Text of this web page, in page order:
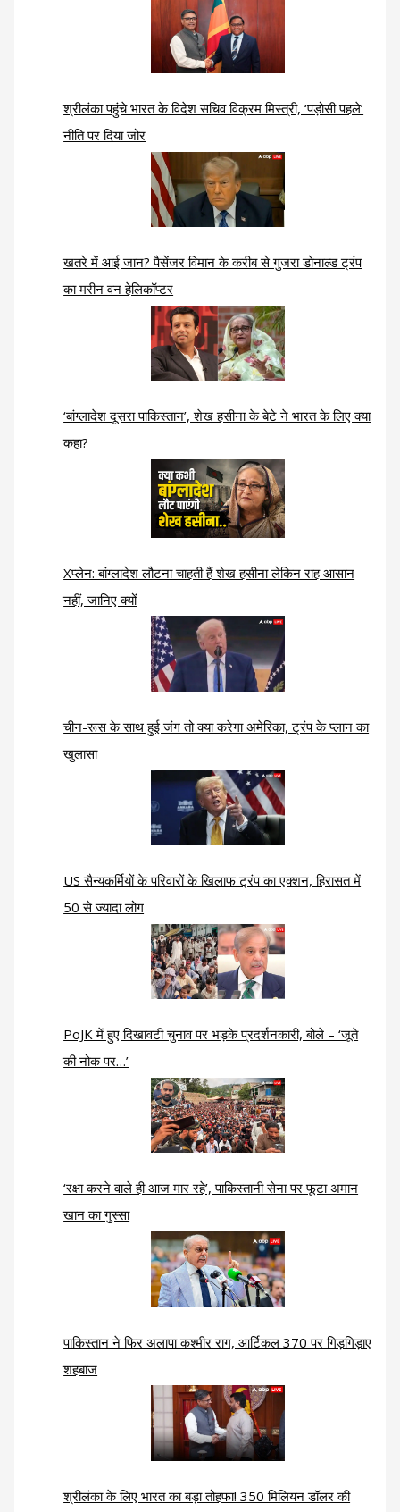
श्रीलंका पहुंचे भारत के विदेश सचिव विक्रम मिस्त्री, ‘पड़ोसी पहले’
नीति पर दिया जोर
खतरे में आई जान? पैसेंजर विमान के करीब से गुजरा डोनाल्ड ट्रंप
का मरीन वन हेलिकॉप्टर
‘बांग्लादेश दूसरा पाकिस्तान’, शेख हसीना के बेटे ने भारत के लिए क्या
कहा?
Xप्लेन: बांग्लादेश लौटना चाहती हैं शेख हसीना लेकिन राह आसान
नहीं, जानिए क्यों
चीन-रूस के साथ हुई जंग तो क्या करेगा अमेरिका, ट्रंप के प्लान का
खुलासा
US सैन्यकर्मियों के परिवारों के खिलाफ ट्रंप का एक्शन, हिरासत में
50 से ज्यादा लोग
PoJK में हुए दिखावटी चुनाव पर भड़के प्रदर्शनकारी, बोले – ‘जूते
की नोक पर…’
‘रक्षा करने वाले ही आज मार रहे’, पाकिस्तानी सेना पर फूटा अमान
खान का गुस्सा
पाकिस्तान ने फिर अलापा कश्मीर राग, आर्टिकल 370 पर गिड़गिड़ाए
शहबाज
श्रीलंका के लिए भारत का बड़ा तोहफा! 350 मिलियन डॉलर की